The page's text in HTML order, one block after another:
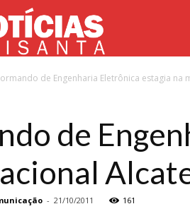
Unisanta
de Engenharia Eletrônica estagia na
de
- 21/10/2011 161